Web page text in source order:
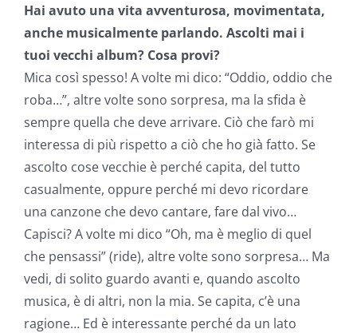
Hai avuto una vita avventurosa, movimentata,
anche musicalmente parlando. Ascolti mai i
tuoi vecchi album? Cosa provi?
Mica così spesso! A volte mi dico: “Oddio, oddio che
roba…”, altre volte sono sorpresa, ma la sfida è
sempre quella che deve arrivare. Ciò che farò mi
interessa di più rispetto a ciò che ho già fatto. Se
ascolto cose vecchie è perché capita, del tutto
casualmente, oppure perché mi devo ricordare
una canzone che devo cantare, fare dal vivo…
Capisci? A volte mi dico “Oh, ma è meglio di quel
che pensassi” (ride), altre volte sono sorpresa… Ma
vedi, di solito guardo avanti e, quando ascolto
musica, è di altri, non la mia. Se capita, c’è una
ragione… Ed è interessante perché da un lato